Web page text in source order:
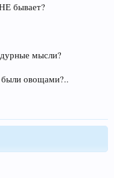
бывает?
мысли?
овощами?..